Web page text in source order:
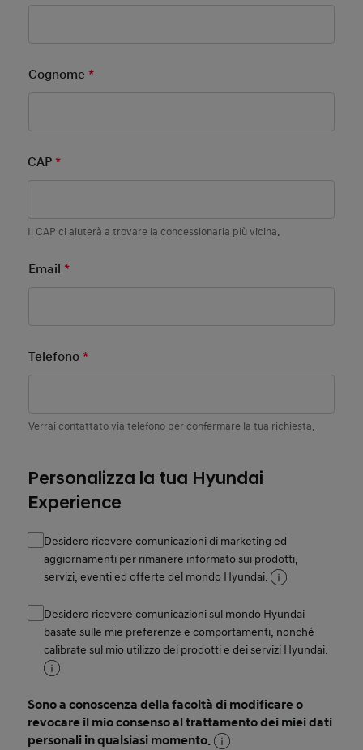
Cognome *Mandatory Field
CAP*
Il CAP ci aiuterà a trovare la concessionaria più vicina.
Email *Mandatory Field
Telefono *Mandatory Field
Verrai contattato via telefono per confermare la tua richiesta.
Personalizza la tua Hyundai
Experience
Desidero ricevere comunicazioni di marketing ed
aggiornamenti per rimanere informato sui prodotti,
servizi, eventi ed offerte del mondo Hyundai.
Desidero ricevere comunicazioni sul mondo Hyundai
basate sulle mie preferenze e comportamenti, nonché
calibrate sul mio utilizzo dei prodotti e dei servizi Hyundai.
Sono a conoscenza della facoltà di modificare o
revocare il mio consenso al trattamento dei miei dati
personali in qualsiasi momento.